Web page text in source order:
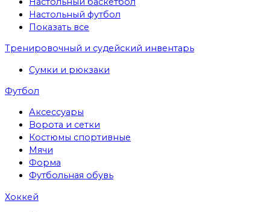
Настольный футбол
Показать все
Тренировочный и судейский инвентарь
Сумки и рюкзаки
Футбол
Аксессуары
Ворота и сетки
Костюмы спортивные
Мячи
Форма
Футбольная обувь
Хоккей